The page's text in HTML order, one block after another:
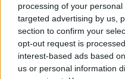
processing of your
targeted advertising by us,
section to confirm your
opt-out request is
interest-based ads based
us or personal information
Rzecz, która mnie
niesmak, to pewna
Przewodnik. Na
wycieczkę. Szła w niej